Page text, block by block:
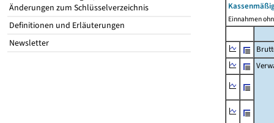
Änderungen zum Schlüsselverzeichnis
Definitionen und Erläuterungen
Newsletter
Einnahmen